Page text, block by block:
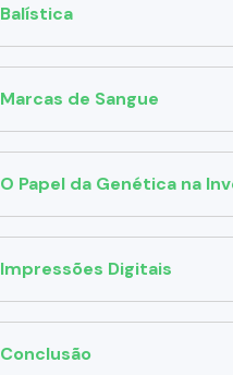
Balística
Marcas de Sangue
O Papel da Genética na
Impressões Digitais
Conclusão